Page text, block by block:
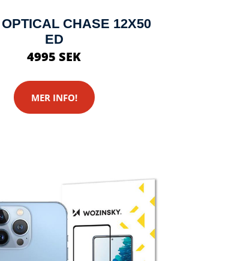
OPTICAL CHASE 12X50
ED
4995 SEK
MER INFO!